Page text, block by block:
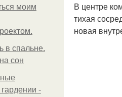
моим
в спальне.
сон
-
В центре
тихая
новая